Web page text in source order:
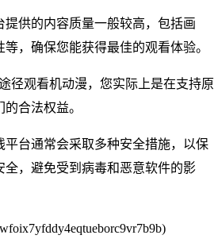
提供的内容质量一般较高，包括画
，确保您能获得最佳的观看体验。
径观看机动漫，您实际上是在支持原
合法权益。
平台通常会采取多种安全措施，以保
全，避免受到病毒和恶意软件的影